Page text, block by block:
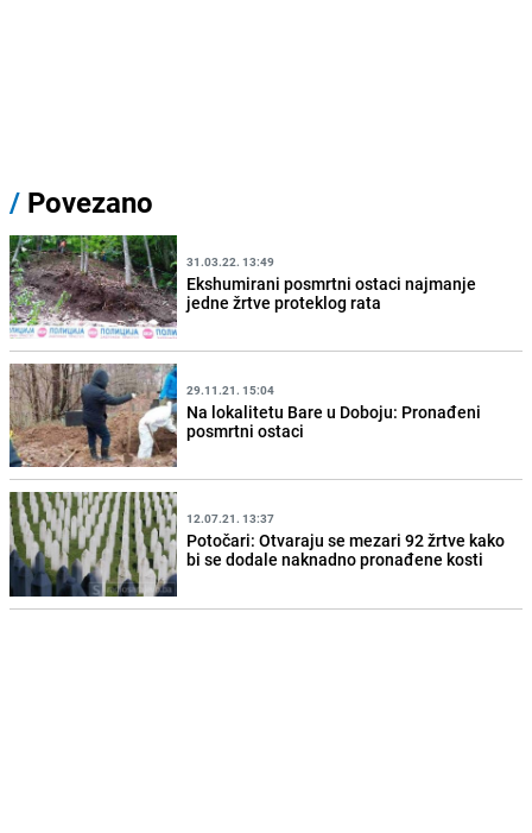
/ Povezano
31.03.22. 13:49
Ekshumirani posmrtni ostaci najmanje
jedne žrtve proteklog rata
29.11.21. 15:04
Na lokalitetu Bare u Doboju: Pronađeni
posmrtni ostaci
12.07.21. 13:37
Potočari: Otvaraju se mezari 92 žrtve kako
bi se dodale naknadno pronađene kosti